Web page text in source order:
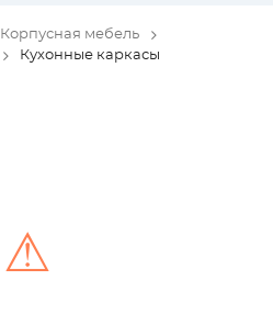
Корпусная мебель
Кухонные каркасы
⚠